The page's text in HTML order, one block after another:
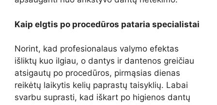
Kaip elgtis po procedūros pataria specialistai
Norint, kad profesionalaus valymo efektas
išliktų kuo ilgiau, o dantys ir dantenos greičiau
atsigautų po procedūros, pirmąsias dienas
reikėtų laikytis kelių paprastų taisyklių. Labai
svarbu suprasti, kad iškart po higienos dantų